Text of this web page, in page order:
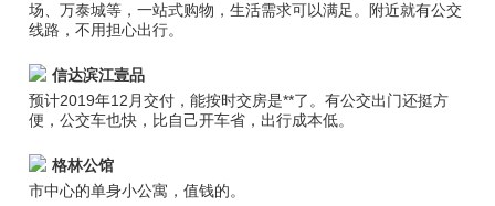
场、万泰城等，一站式购物，生活需求可以满足。附近就有公交
线路，不用担心出行。
信达滨江壹品
预计2019年12月交付，能按时交房是**了。有公交出门还挺方
便，公交车也快，比自己开车省，出行成本低。
格林公馆
市中心的单身小公寓，值钱的。